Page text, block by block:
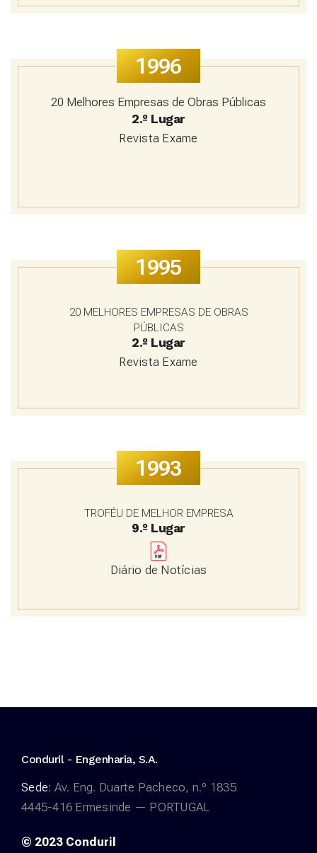
1996
20 Melhores Empresas de Obras Públicas
2.º Lugar
Revista Exame
1995
20 MELHORES EMPRESAS DE OBRAS
PÚBLICAS
2.º Lugar
Revista Exame
1993
TROFÉU DE MELHOR EMPRESA
9.º Lugar
Diário de Notícias
Conduril - Engenharia, S.A.
Sede: Av. Eng. Duarte Pacheco, n.º 1835
4445-416 Ermesinde — PORTUGAL
© 2023 Conduril